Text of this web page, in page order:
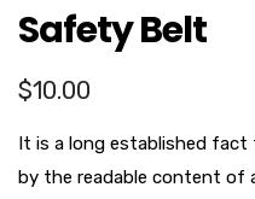
Safety Belt
$10.00
It is a long established
by the readable content of